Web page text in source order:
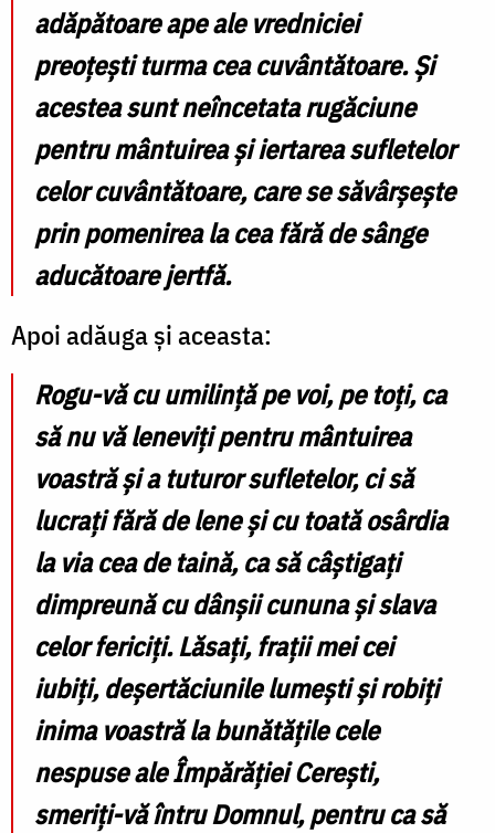
adăpătoare ape ale vredniciei
preoţeşti turma cea cuvântătoare. Şi
acestea sunt neîncetata rugăciune
pentru mântuirea şi iertarea sufletelor
celor cuvântătoare, care se săvârşeşte
prin pomenirea la cea fără de sânge
aducătoare jertfă.
Apoi adăuga şi aceasta:
Rogu-vă cu umilinţă pe voi, pe toţi, ca
să nu vă leneviţi pentru mântuirea
voastră şi a tuturor sufletelor, ci să
lucraţi fără de lene şi cu toată osârdia
la via cea de taină, ca să câştigaţi
dimpreună cu dânşii cununa şi slava
celor fericiţi. Lăsaţi, fraţii mei cei
iubiţi, deşertăciunile lumeşti şi robiţi
inima voastră la bunătăţile cele
nespuse ale Împărăţiei Cereşti,
smeriţi-vă întru Domnul, pentru ca să